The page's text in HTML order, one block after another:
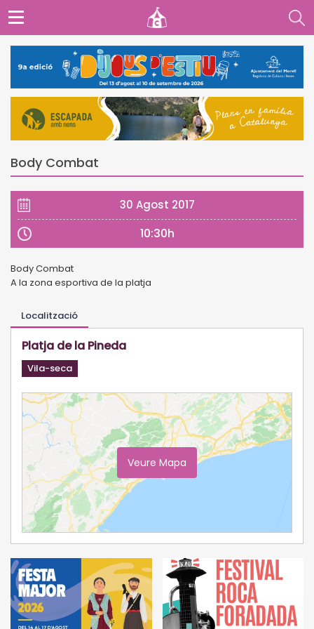
Body Combat
30 Agost 2017
10:30h
Body Combat
A la zona esportiva de la platja
Localització
Platja de la Pineda
Vila-seca
Veure Mapa